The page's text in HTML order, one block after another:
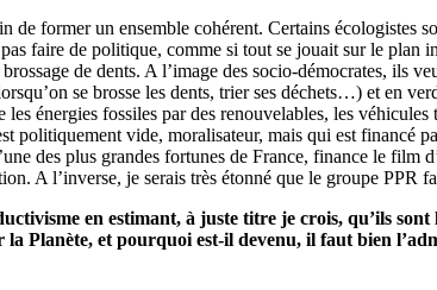
former un ensemble cohérent. Certains écologistes
faire de politique, comme si tout se jouait sur le plan
de dents. A l’image des socio-démocrates, ils
se brosse les dents, trier ses déchets…) et en
énergies fossiles par des renouvelables, les
politiquement vide, moralisateur, mais qui est financé
des plus grandes fortunes de France, finance le film
A l’inverse, je serais très étonné que le groupe PPR
en estimant, à juste titre je crois, qu’ils
Planète, et pourquoi est-il devenu, il faut bien